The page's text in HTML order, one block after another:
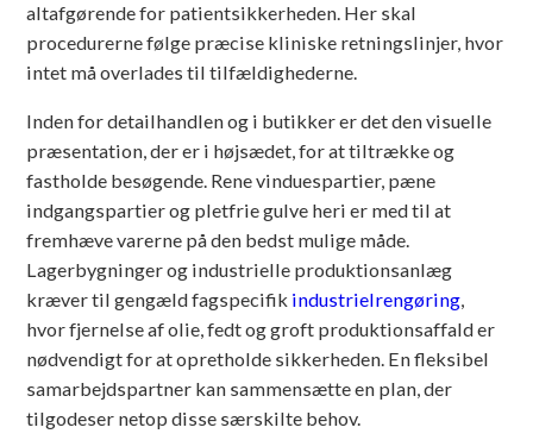
altafgørende for patientsikkerheden. Her skal
procedurerne følge præcise kliniske retningslinjer, hvor
intet må overlades til tilfældighederne.
Inden for detailhandlen og i butikker er det den visuelle
præsentation, der er i højsædet, for at tiltrække og
fastholde besøgende. Rene vinduespartier, pæne
indgangspartier og pletfrie gulve heri er med til at
fremhæve varerne på den bedst mulige måde.
Lagerbygninger og industrielle produktionsanlæg
kræver til gengæld fagspecifik industrielrengøring,
hvor fjernelse af olie, fedt og groft produktionsaffald er
nødvendigt for at opretholde sikkerheden. En fleksibel
samarbejdspartner kan sammensætte en plan, der
tilgodeser netop disse særskilte behov.